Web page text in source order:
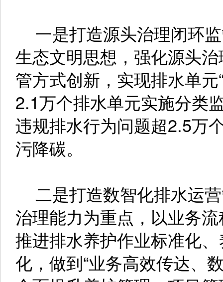
一是打造源头治理闭环
生态文明思想，强化源头
管方式创新，实现排水单元
2.1万个排水单元实施分类
违规排水行为问题超2.5万
污降碳。
二是打造数智化排水运
治理能力为重点，以业务
推进排水养护作业标准化
化，做到“业务高效传达、